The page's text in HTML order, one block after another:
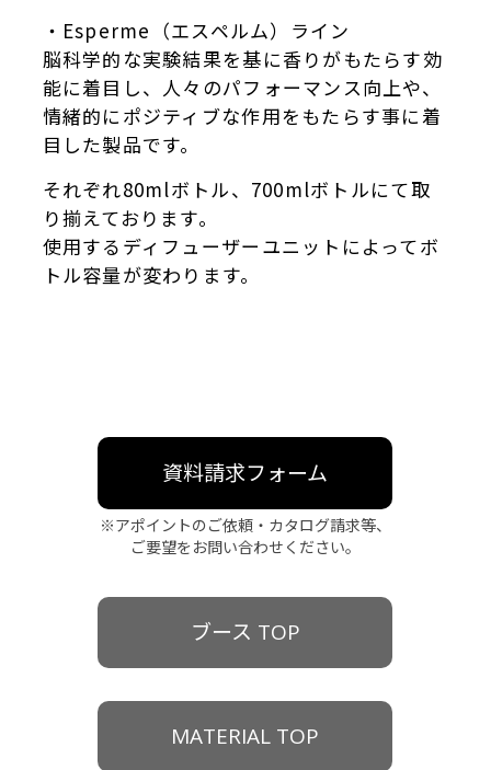
・Esperme（エスペルム）ライン
脳科学的な実験結果を基に香りがもたらす効
能に着目し、人々のパフォーマンス向上や、
情緒的にポジティブな作用をもたらす事に着
目した製品です。
それぞれ80mlボトル、700mlボトルにて取
り揃えております。
使用するディフューザーユニットによってボ
トル容量が変わります。
資料請求フォーム
※アポイントのご依頼・カタログ請求等、
ご要望をお問い合わせください。
ブース TOP
MATERIAL TOP